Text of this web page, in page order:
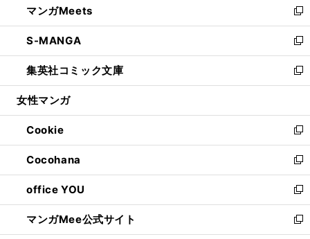
く
で
開
く
ド
ウ
で
開
く
ィ
ン
ド
ウ
で
開
い
ウ
ィ
ン
ド
ウ
開
く
マンガMeets
新
し
い
ウ
ィ
ン
ウ
で
開
く
S-MANGA
新
し
い
ウ
ン
ド
ウ
で
開
く
集英社コミック文庫
新
し
ウ
ィ
ン
ド
ウ
で
開
く
女性マンガ
Cookie
新
し
い
ウ
ィ
ン
ド
ウ
Cocohana
新
し
い
ウ
ィ
ン
office YOU
新
し
い
ウ
マンガMee公式サイト
新